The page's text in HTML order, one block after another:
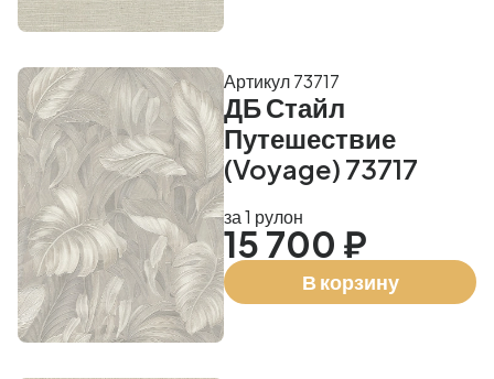
ДБ Стайл
Путешествие
(Voyage) 73717
Артикул 73717
за 1 рулон
15 700 ₽
В корзину